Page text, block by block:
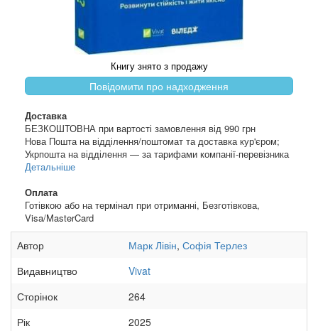
Книгу знято з продажу
Повідомити про надходження
Доставка
БЕЗКОШТОВНА при вартості замовлення від 990 грн
Нова Пошта на відділення/поштомат та доставка кур'єром;
Укрпошта на відділення — за тарифами компанії-перевізника
Детальніше
Оплата
Готівкою або на термінал при отриманні, Безготівкова,
Visa/MasterCard
Автор Марк Лівін, Софія Терлез
Видавництво
Vivat
Сторінок
264
Рік
2025